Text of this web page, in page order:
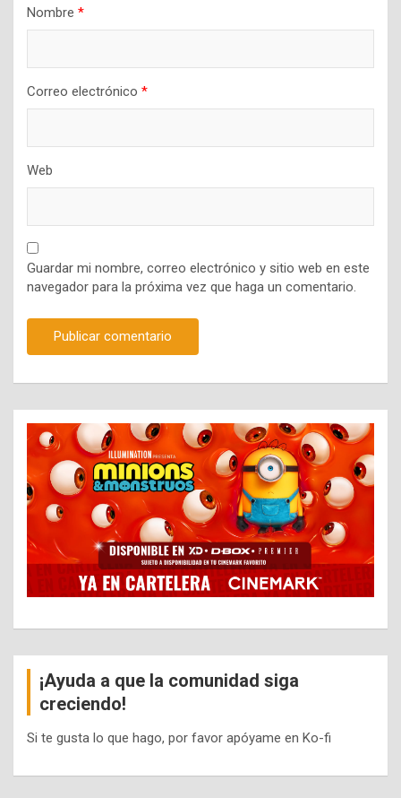
Nombre *
Correo electrónico *
Web
Guardar mi nombre, correo electrónico y sitio web en este
navegador para la próxima vez que haga un comentario.
¡Ayuda a que la comunidad siga
creciendo!
Si te gusta lo que hago, por favor apóyame en Ko-fi